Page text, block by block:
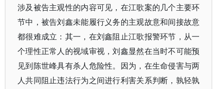
涉及被告主观性的内容可见，在江歌案的几个主要环
节中，被告刘鑫未能履行义务的主观故意和间接故意
都很难成立：其一，在刘鑫阻止江歌报警环节，从一
个理性正常人的视域审视，刘鑫显然在当时不可能预
见到陈世峰具有杀人危险性。因为，在生命侵害与两
人共同阻止违法行为之间进行利害关系判断，孰轻孰